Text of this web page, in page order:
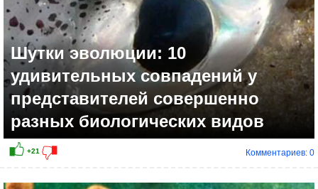
Шутки эволюции: 10
удивительных совпадений у
представителей совершенно
разных биологических видов
Комментариев: 0